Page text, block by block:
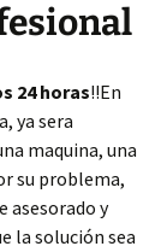
24 horas!!En
ya sera
maquina, una
su problema,
asesorado y
la solución sea